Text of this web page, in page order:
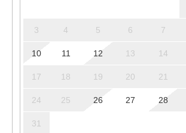
3 4 5 6 7
10 11 12 13 14
17 18 19 20 21
24 25 26 27 28
31